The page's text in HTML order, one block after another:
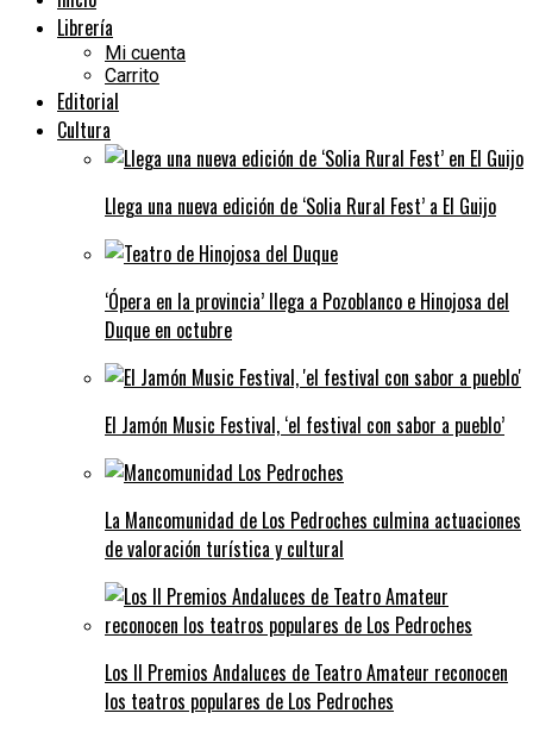
Librería
Mi cuenta
Carrito
Editorial
Cultura
Llega una nueva edición de ‘Solia Rural Fest’ a El Guijo
‘Ópera en la provincia’ llega a Pozoblanco e Hinojosa del
Duque en octubre
El Jamón Music Festival, ‘el festival con sabor a pueblo’
La Mancomunidad de Los Pedroches culmina actuaciones
de valoración turística y cultural
Los II Premios Andaluces de Teatro Amateur reconocen
los teatros populares de Los Pedroches